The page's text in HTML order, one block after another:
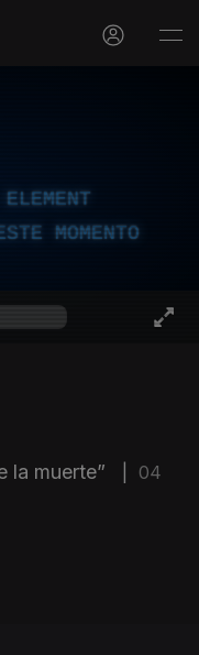
MOMENTO
la muerte”
04